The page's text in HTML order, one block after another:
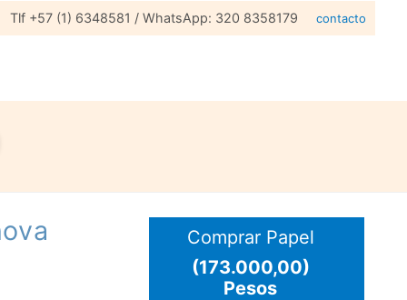
Tlf +57 (1) 6348581 / WhatsApp: 320 8358179 contacto
Comprar Papel
(173.000,00)
Pesos